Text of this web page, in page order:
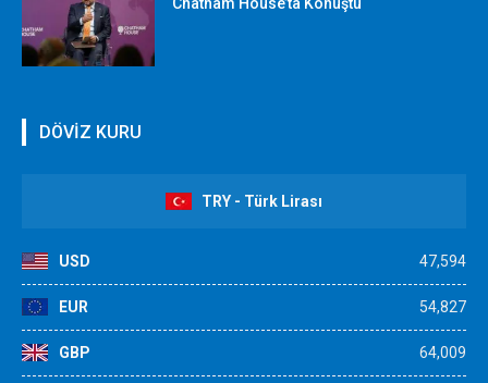
Chatham House’ta Konuştu
DÖVİZ KURU
TRY - Türk Lirası
USD 47,594
EUR 54,827
GBP 64,009